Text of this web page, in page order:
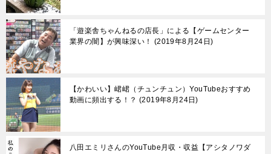
「遊楽舎ちゃんねるの店長」による【ゲームセンター
業界の闇】が興味深い！
2019年8月24日
【かわいい】峮峮（チュンチュン）YouTubeおすすめ
動画に頻出する！？
2019年8月24日
八田エミリさんのYouTube月収・収益【アシタノワダ